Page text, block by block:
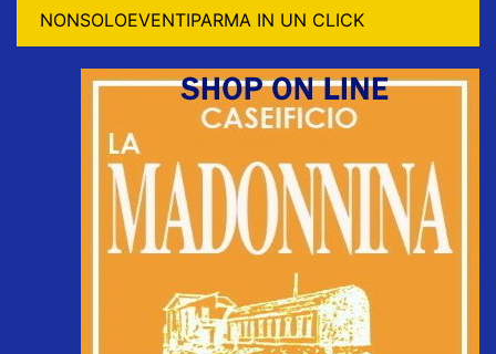
NONSOLOEVENTIPARMA IN UN CLICK